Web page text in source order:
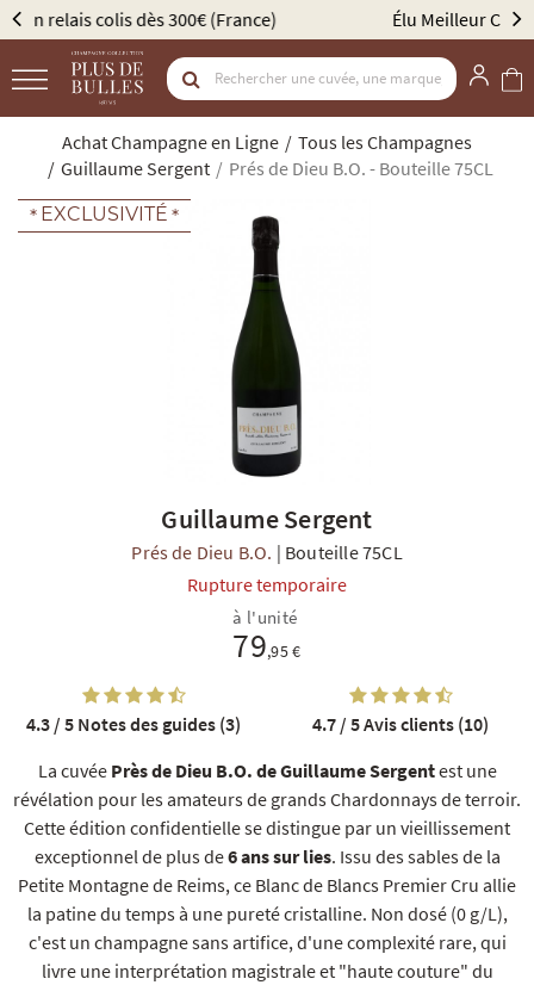
NOS COFFRETS DÉCOUVERTES NOS MEILLEURES VENTES NOS
Élu Meilleur Caviste Champagne par Gault & Millau
Achat Champagne en Ligne
Tous les Champagnes
Guillaume Sergent
Prés de Dieu B.O. - Bouteille 75CL
EXCLUSIVITÉ
Guillaume Sergent
Prés de Dieu B.O. | Bouteille 75CL
Rupture temporaire
La cuvée Près de Dieu B.O. de Guillaume Sergentest une
révélation pour les amateurs de grands Chardonnays de terroir.
Cette édition confidentielle se distingue par un vieillissement
exceptionnel de plus de6 ans sur lies. Issu des sables de la
Petite Montagne de Reims, ce Blanc de Blancs Premier Cru allie
la patine du temps à une pureté cristalline. Non dosé (0 g/L),
c'est un champagne sans artifice, d'une complexité rare, qui
livre une interprétation magistrale et "haute couture" du
à l'unité
79,95 €
4.3 / 5 Notes des guides (3) 4.7 / 5Avis clients (10)